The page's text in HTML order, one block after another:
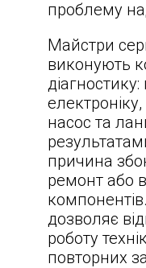
проблему
Майстри
виконують
насос та
причина
ремонт або
дозволяє
роботу
повторних